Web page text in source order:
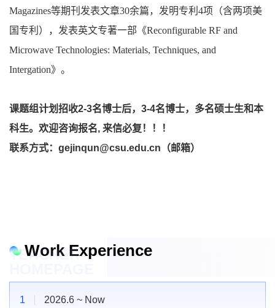
Magazines等期刊发表文章30余篇，发明专利4项（含两项美
国专利），发表英文专著一部《Reconfigurable RF and
Microwave Technologies: Materials, Techniques, and
Intergation》。
课题组计划招收2-3名博士后，3-4名博士，多名硕士生和本
科生。欢迎咨询报名, 来信必复！！！
联系方式：gejinqun@csu.edu.cn（邮箱）
Work Experience
TEACHER
1 2026.6 ~ Now